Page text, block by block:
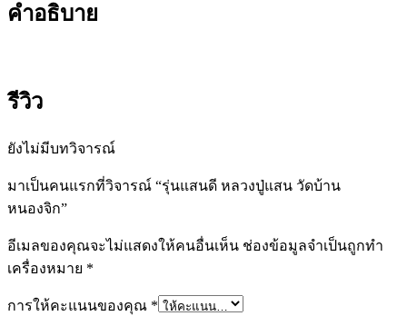
คำอธิบาย
รีวิว
ยังไม่มีบทวิจารณ์
มาเป็นคนแรกที่วิจารณ์ “รุ่นแสนดี หลวงปู่แสน วัดบ้าน
หนองจิก”
อีเมลของคุณจะไม่แสดงให้คนอื่นเห็น ช่องข้อมูลจำเป็นถูกทำ
เครื่องหมาย *
การให้คะแนนของคุณ *